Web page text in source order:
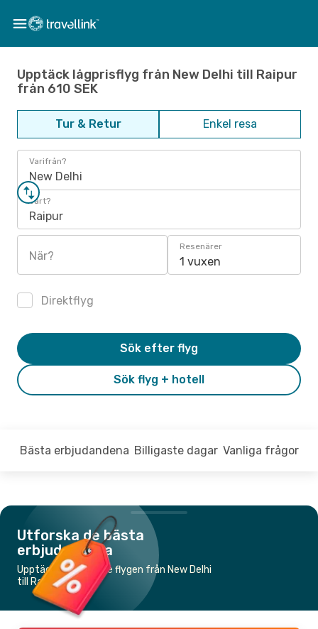
Upptäck lågprisflyg från New Delhi till Raipur
från 610 SEK
Tur & Retur Enkel resa
Varifrån?
New Delhi
Vart?
Raipur
När?
Resenärer
1 vuxen
Direktflyg
Sök flyg + hotell
Sök efter flyg
Bästa erbjudandena Billigaste dagar Vanliga frågor
Utforska de bästa
erbjudandena
Upptäck de billigaste flygen från New Delhi
till Raipur